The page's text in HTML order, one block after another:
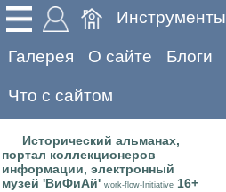
Инструменты
Галерея О сайте Блоги
Что с сайтом
Исторический альманах,
портал коллекционеров
информации, электронный
музей 'ВиФиАй' work-flow-Initiative 16+